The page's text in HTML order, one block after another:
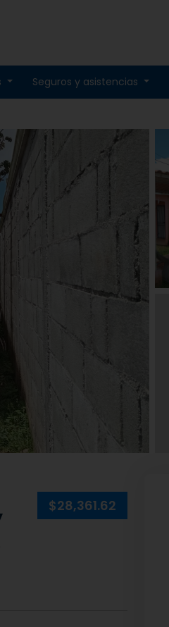
Seguros y asistencias
$28,361.62